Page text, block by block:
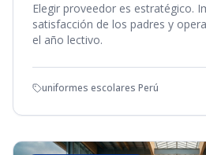
Elegir proveedor es estratégico.
satisfacción de los padres y
el año lectivo.
uniformes escolares Perú